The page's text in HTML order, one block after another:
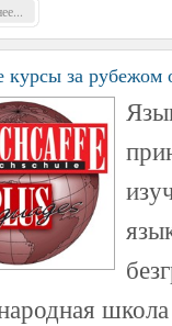
курсы за рубежом
школа